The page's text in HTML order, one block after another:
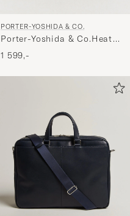
PORTER-YOSHIDA & CO.
Porter-Yoshida & Co.Heat
WalletBlack
1 599,-